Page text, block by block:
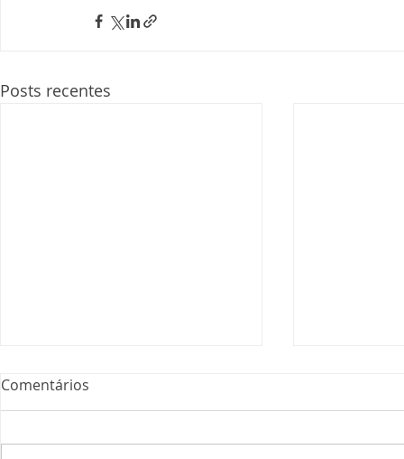
Posts recentes
Comentários